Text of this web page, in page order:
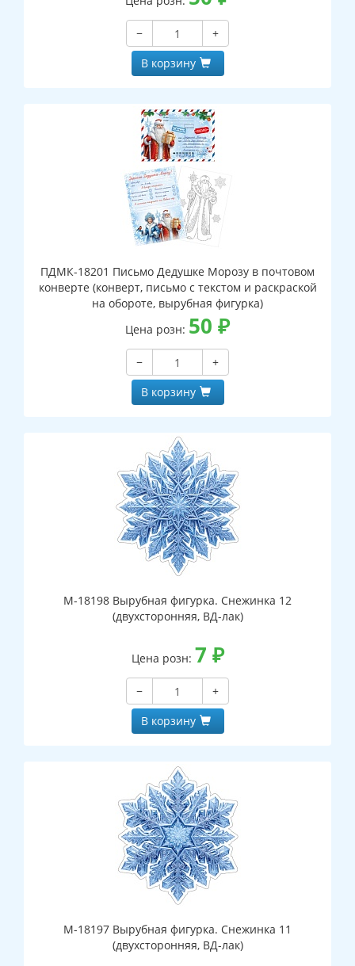
−
+
В корзину
ПДМК-18201 Письмо Дедушке Морозу в почтовом
конверте (конверт, письмо с текстом и раскраской
на обороте, вырубная фигурка)
Цена розн: 50 ₽
−
+
В корзину
М-18198 Вырубная фигурка. Снежинка 12
(двухсторонняя, ВД-лак)
Цена розн: 7 ₽
−
+
В корзину
М-18197 Вырубная фигурка. Снежинка 11
(двухсторонняя, ВД-лак)